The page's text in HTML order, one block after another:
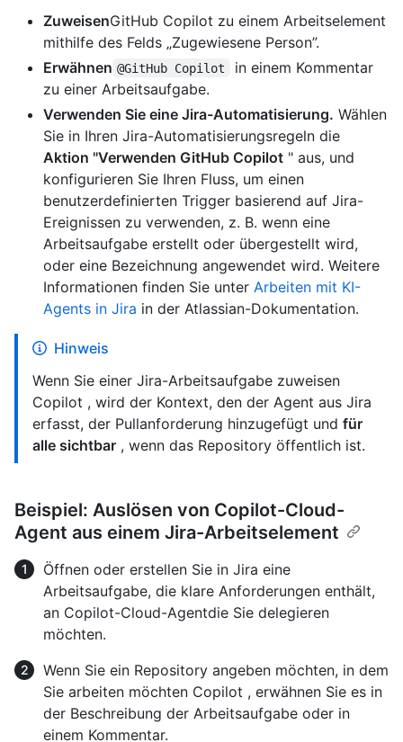
ZuweisenGitHub Copilot zu einem Arbeitselement
mithilfe des Felds „Zugewiesene Person”.
Erwähnen @GitHub Copilot
in einem Kommentar
zu einer Arbeitsaufgabe.
Verwenden Sie eine Jira-Automatisierung. Wählen
Sie in Ihren Jira-Automatisierungsregeln die
Aktion "Verwenden GitHub Copilot " aus, und
konfigurieren Sie Ihren Fluss, um einen
benutzerdefinierten Trigger basierend auf Jira-
Ereignissen zu verwenden, z. B. wenn eine
Arbeitsaufgabe erstellt oder übergestellt wird,
oder eine Bezeichnung angewendet wird. Weitere
Informationen finden Sie unter Arbeiten mit KI-
Agents in Jira in der Atlassian-Dokumentation.
Hinweis
Wenn Sie einer Jira-Arbeitsaufgabe zuweisen
Copilot , wird der Kontext, den der Agent aus Jira
erfasst, der Pullanforderung hinzugefügt und für
alle sichtbar , wenn das Repository öffentlich ist.
Beispiel: Auslösen von Copilot-Cloud-
Agent aus einem Jira-Arbeitselement
Öffnen oder erstellen Sie in Jira eine
Arbeitsaufgabe, die klare Anforderungen enthält,
an Copilot-Cloud-Agentdie Sie delegieren
möchten.
Wenn Sie ein Repository angeben möchten, in dem
Sie arbeiten möchten Copilot , erwähnen Sie es in
der Beschreibung der Arbeitsaufgabe oder in
einem Kommentar.